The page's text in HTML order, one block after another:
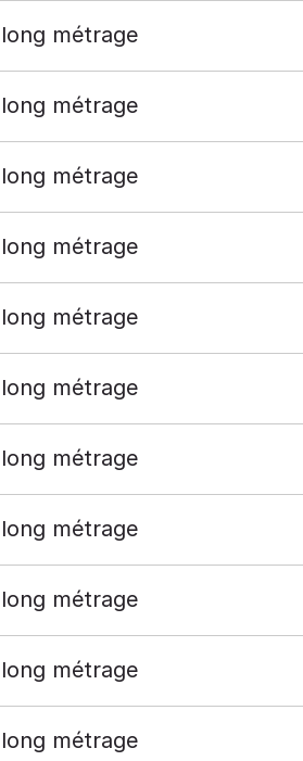
long métrage
long métrage
long métrage
long métrage
long métrage
long métrage
long métrage
long métrage
long métrage
long métrage
long métrage